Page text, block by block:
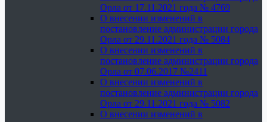
Орла от 17.11.2021 года № 4769
О внесении изменений в
постановление администрации города
Орла от 29.11.2021 года № 5084
О внесении изменений в
постановление администрации города
Орла от 07.06.2017 №2411
О внесении изменений в
постановление администрации города
Орла от 29.11.2021 года № 5082
О внесении изменений в